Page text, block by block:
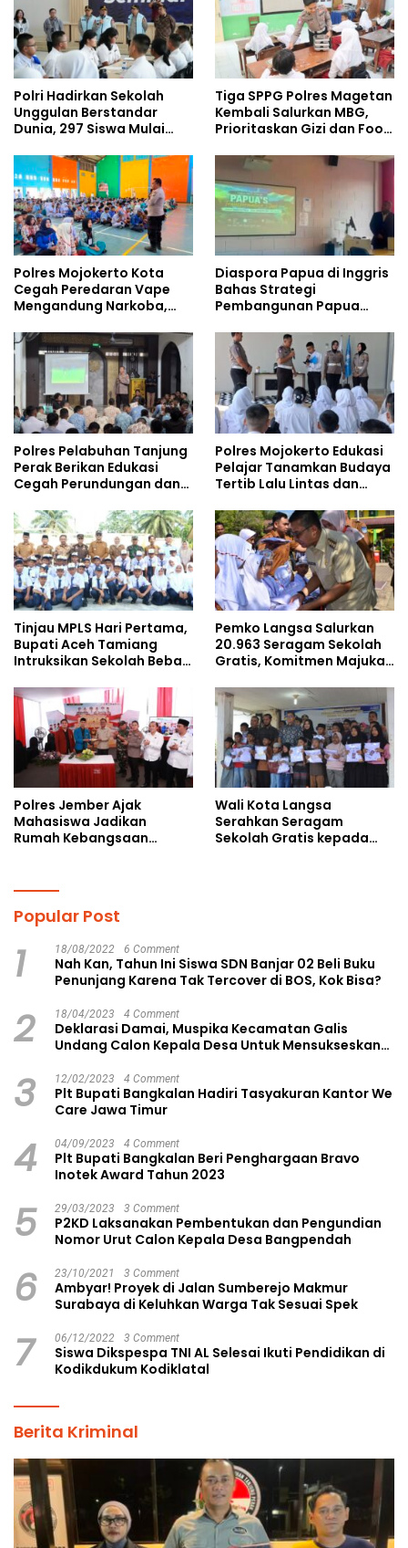
Polri Hadirkan Sekolah
Unggulan Berstandar
Dunia, 297 Siswa Mulai
Tiga SPPG Polres Magetan
Kembali Salurkan MBG,
Prioritaskan Gizi dan Food
Polres Mojokerto Kota
Cegah Peredaran Vape
Mengandung Narkoba,
Kalangan Remaja
Diaspora Papua di Inggris
Bahas Strategi
Pembangunan Papua
Doktoral Internasional
Polres Pelabuhan Tanjung
Perak Berikan Edukasi
Cegah Perundungan dan
kepada Pelajar MPLS
Polres Mojokerto Edukasi
Pelajar Tanamkan Budaya
Tertib Lalu Lintas dan
Tinjau MPLS Hari Pertama,
Bupati Aceh Tamiang
Intruksikan Sekolah Bebas
Pemko Langsa Salurkan
20.963 Seragam Sekolah
Gratis, Komitmen Majukan
Polres Jember Ajak
Mahasiswa Jadikan
Rumah Kebangsaan
Wali Kota Langsa
Serahkan Seragam
Sekolah Gratis kepada
Popular Post
1 18/08/2022 6 Comment
Nah Kan, Tahun Ini Siswa SDN Banjar 02 Beli Buku
Penunjang Karena Tak Tercover di BOS, Kok Bisa?
2 18/04/2023 4 Comment
Deklarasi Damai, Muspika Kecamatan Galis
Undang Calon Kepala Desa Untuk Mensukseskan
3 12/02/2023 4 Comment
Plt Bupati Bangkalan Hadiri Tasyakuran Kantor We
Care Jawa Timur
4 04/09/2023 4 Comment
Plt Bupati Bangkalan Beri Penghargaan Bravo
Inotek Award Tahun 2023
5 29/03/2023 3 Comment
P2KD Laksanakan Pembentukan dan Pengundian
Nomor Urut Calon Kepala Desa Bangpendah
6 23/10/2021 3 Comment
Ambyar! Proyek di Jalan Sumberejo Makmur
Surabaya di Keluhkan Warga Tak Sesuai Spek
7 06/12/2022 3 Comment
Siswa Dikspespa TNI AL Selesai Ikuti Pendidikan di
Kodikdukum Kodiklatal
Berita Kriminal